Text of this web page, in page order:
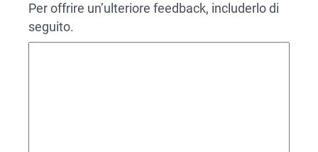
Per offrire un’ulteriore feedback, includerlo di
seguito.